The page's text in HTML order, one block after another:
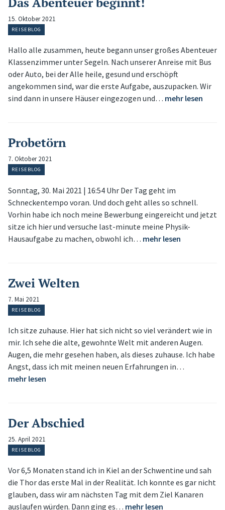
15. Oktober 2021
REISEBLOG
Hallo alle zusammen, heute begann unser großes Abenteuer
Klassenzimmer unter Segeln. Nach unserer Anreise mit Bus
oder Auto, bei der Alle heile, gesund und erschöpft
angekommen sind, war die erste Aufgabe, auszupacken. Wir
sind dann in unsere Häuser eingezogen und… mehr lesen
Probetörn
7. Oktober 2021
REISEBLOG
Sonntag, 30. Mai 2021 | 16:54 Uhr Der Tag geht im
Schneckentempo voran. Und doch geht alles so schnell.
Vorhin habe ich noch meine Bewerbung eingereicht und jetzt
sitze ich hier und versuche last-minute meine Physik-
Hausaufgabe zu machen, obwohl ich… mehr lesen
Zwei Welten
7. Mai 2021
REISEBLOG
Ich sitze zuhause. Hier hat sich nicht so viel verändert wie in
mir. Ich sehe die alte, gewohnte Welt mit anderen Augen.
Augen, die mehr gesehen haben, als dieses zuhause. Ich habe
Angst, dass ich mit meinen neuen Erfahrungen in…
mehr lesen
Der Abschied
25. April 2021
REISEBLOG
Vor 6,5 Monaten stand ich in Kiel an der Schwentine und sah
die Thor das erste Mal in der Realität. Ich konnte es gar nicht
glauben, dass wir am nächsten Tag mit dem Ziel Kanaren
auslaufen würden. Dann ging es… mehr lesen